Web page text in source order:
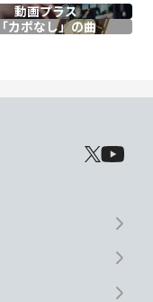
動画プラス
「カポなし」の曲